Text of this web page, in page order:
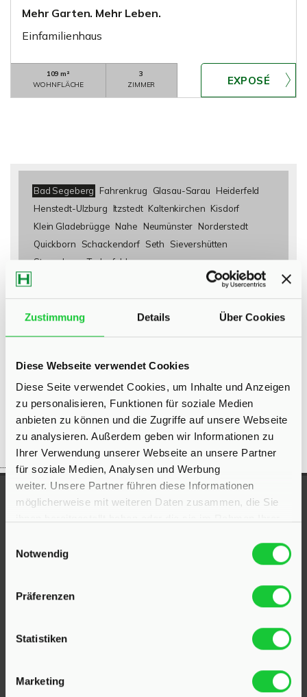
Zustimmung Details Über Cookies
Diese Webseite verwendet Cookies
Diese Seite verwendet Cookies, um Inhalte und Anzeigen
zu personalisieren, Funktionen für soziale Medien
anbieten zu können und die Zugriffe auf unsere Webseite
zu analysieren. Außerdem geben wir Informationen zu
Ihrer Verwendung unserer Webseite an unsere Partner
für soziale Medien, Analysen und Werbung
weiter. Unsere Partner führen diese Informationen
möglicherweise mit weiteren Daten zusammen, die Sie
Notwendig
Präferenzen
Statistiken
Marketing
Mehr Garten. Mehr Leben.
Einfamilienhaus
109 m²
WOHNFLÄCHE
3
ZIMMER
Bad Segeberg Fahrenkrug Glasau-Sarau
Heiderfeld
Henstedt-Ulzburg
Itzstedt Kaltenkirchen Kisdorf
Klein Gladebrügge Nahe Neumünster Norderstedt
Quickborn
Schackendorf Seth
Sievershütten
Stuvenborn Todesfelde
Eigentumswohnungen Bad Segeberg
Eigentumswohnung Bad
Segeberg
Immo Bad Segeberg
Wohnungen Bad Segeberg
Wohnung suche Bad Segeberg
Segeberg
kaufen Bad Segeberg
Immobilie Bad Segeberg
Immobilien Bad Segeberg
Immobilienkauf Bad Segeberg
...
UNSERE AUSZEICHNUNGEN